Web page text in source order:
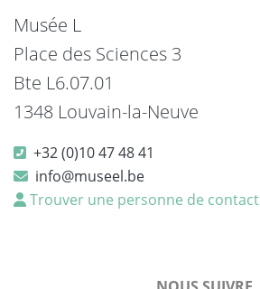
Musée L
Place des Sciences 3
Bte L6.07.01
1348 Louvain-la-Neuve
+32 (0)10 47 48 41
info@museel.be
Trouver une personne de contact